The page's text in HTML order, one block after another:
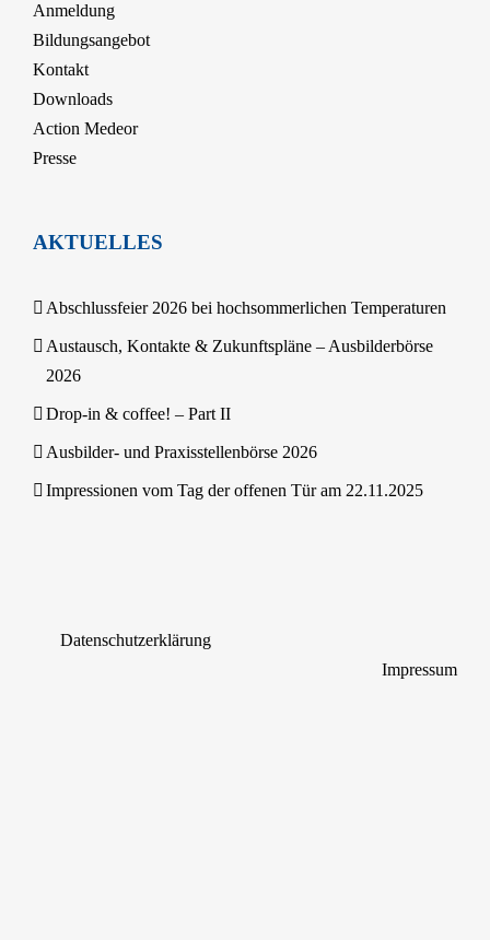
Anmeldung
Bildungsangebot
Kontakt
Downloads
Action Medeor
Presse
AKTUELLES
Abschlussfeier 2026 bei hochsommerlichen Temperaturen
Austausch, Kontakte & Zukunftspläne – Ausbilderbörse
2026
Drop-in & coffee! – Part II
Ausbilder- und Praxisstellenbörse 2026
Impressionen vom Tag der offenen Tür am 22.11.2025
Datenschutzerklärung
Impressum